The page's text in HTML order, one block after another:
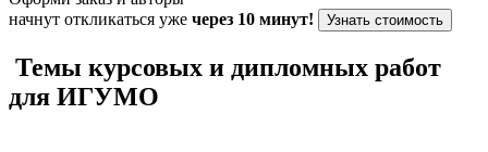
начнут откликаться уже через 10 минут! Узнать стоимость
Темы курсовых и дипломных работ
для ИГУМО